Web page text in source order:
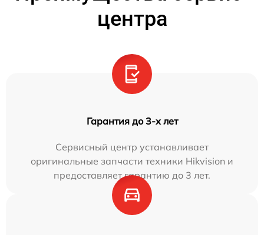
центра
Гарантия до 3-х лет
Сервисный центр устанавливает
оригинальные запчасти техники Hikvision и
предоставляет гарантию до 3 лет.